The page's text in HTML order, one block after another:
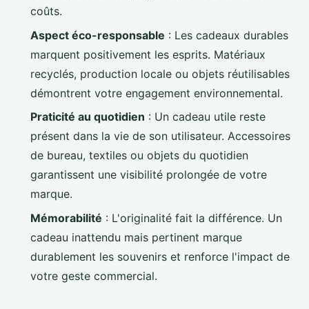
coûts.
Aspect éco-responsable : Les cadeaux durables
marquent positivement les esprits. Matériaux
recyclés, production locale ou objets réutilisables
démontrent votre engagement environnemental.
Praticité au quotidien : Un cadeau utile reste
présent dans la vie de son utilisateur. Accessoires
de bureau, textiles ou objets du quotidien
garantissent une visibilité prolongée de votre
marque.
Mémorabilité : L'originalité fait la différence. Un
cadeau inattendu mais pertinent marque
durablement les souvenirs et renforce l'impact de
votre geste commercial.